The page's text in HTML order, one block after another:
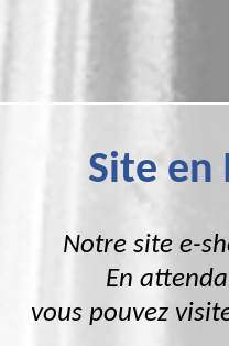
Site en
Notre site e-
En
vous pouvez